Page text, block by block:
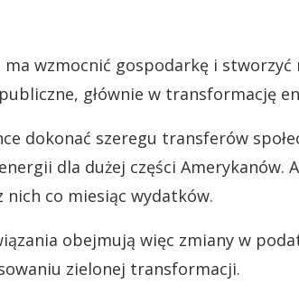
wzmocnić gospodarkę i stworzyć
głównie w transformację
dokonać szeregu transferów
dla dużej części Amerykanów.
nich co miesiąc wydatków.
obejmują więc zmiany w
zielonej transformacji.